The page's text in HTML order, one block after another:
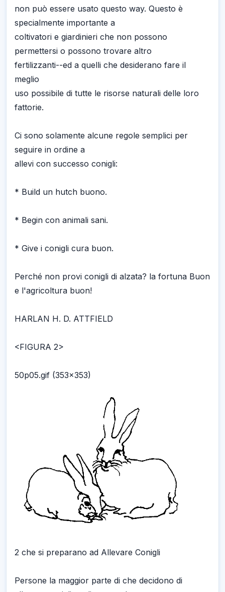
non può essere usato questo way. Questo è
specialmente importante a
coltivatori e giardinieri che non possono
permettersi o possono trovare altro
fertilizzanti--ed a quelli che desiderano fare il
meglio
uso possibile di tutte le risorse naturali delle loro
fattorie.
Ci sono solamente alcune regole semplici per
seguire in ordine a
allevi con successo conigli:
* Build un hutch buono.
* Begin con animali sani.
* Give i conigli cura buon.
Perché non provi conigli di alzata? la fortuna Buon
e l'agricoltura buon!
HARLAN H. D. ATTFIELD
<FIGURA 2>
50p05.gif (353x353)
2 che si preparano ad Allevare Conigli
Persone la maggior parte di che decidono di